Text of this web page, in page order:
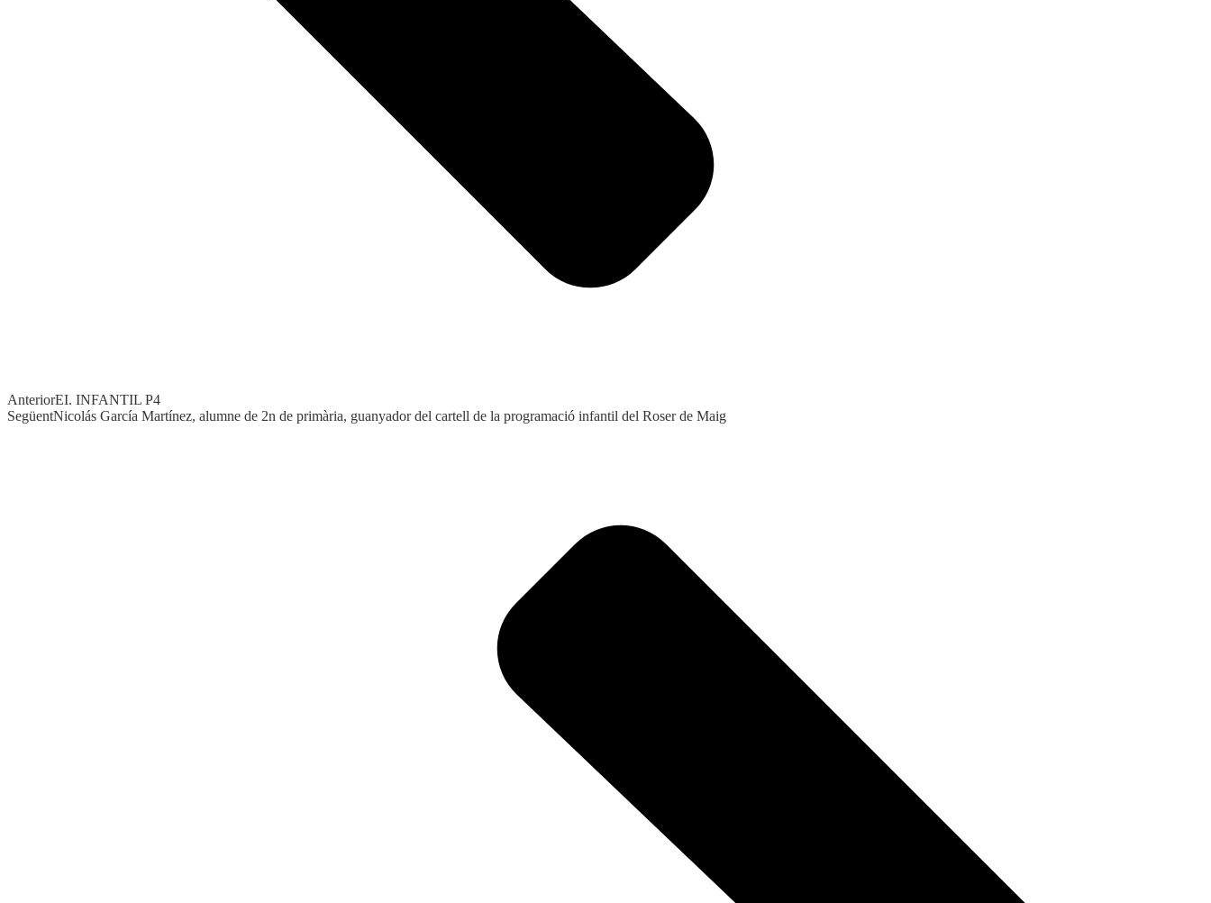
AnteriorEI. INFANTIL P4
SegüentNicolás García Martínez, alumne de 2n de primària, guanyador del cartell de la programació infantil del Roser de Maig